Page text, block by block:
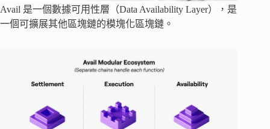
Avail 是一個數據可用性層（Data Availability Layer），是
一個可擴展其他區塊鏈的模塊化區塊鏈。